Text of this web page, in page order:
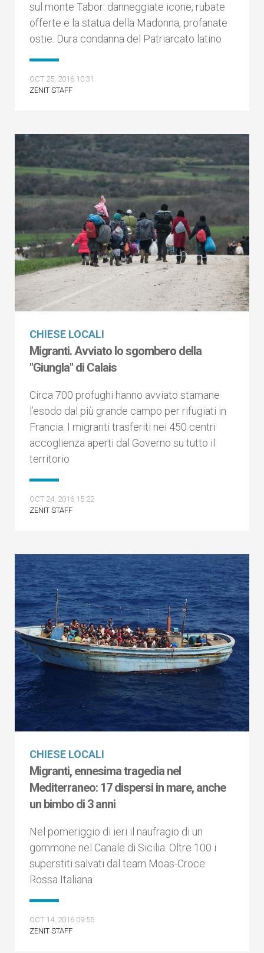
sul monte Tabor: danneggiate icone, rubate
offerte e la statua della Madonna, profanate
ostie. Dura condanna del Patriarcato latino
OCT 25, 2016 10:31
ZENIT STAFF
CHIESE LOCALI
Migranti. Avviato lo sgombero della
"Giungla" di Calais
Circa 700 profughi hanno avviato stamane
l’esodo dal più grande campo per rifugiati in
Francia. I migranti trasferiti nei 450 centri
accoglienza aperti dal Governo su tutto il
territorio
OCT 24, 2016 15:22
ZENIT STAFF
CHIESE LOCALI
Migranti, ennesima tragedia nel
Mediterraneo: 17 dispersi in mare, anche
un bimbo di 3 anni
Nel pomeriggio di ieri il naufragio di un
gommone nel Canale di Sicilia. Oltre 100 i
superstiti salvati dal team Moas-Croce
Rossa Italiana
OCT 14, 2016 09:55
ZENIT STAFF